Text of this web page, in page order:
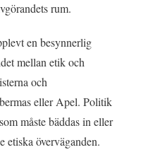
rum.
en besynnerlig
mellan etik och
och
eller Apel. Politik
måste bäddas in eller
etiska överväganden.